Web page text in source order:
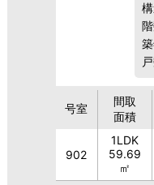
号室
間取
面積
902
1LDK
59.69
㎡